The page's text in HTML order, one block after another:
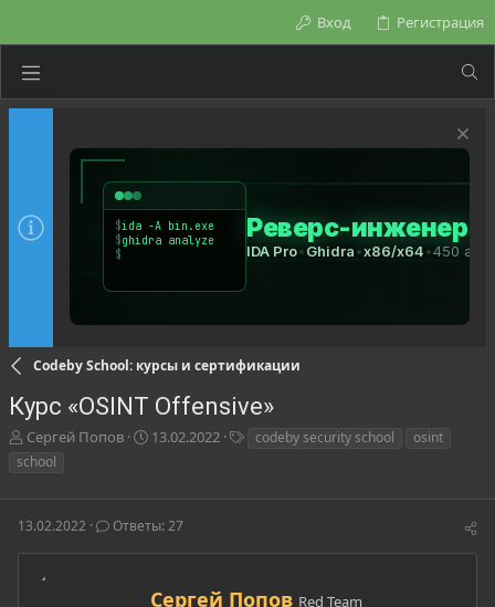
Вход Регистрация
Codeby School: курсы и сертификации
Курс «OSINT Offensive»
А
в
о
т
е
Сергей Попов
Д
а
а
ч
л
13.02.2022
и
codeby security school
osint
school
13.02.2022 Ответы: 27
А
Сергей Попов Red Team